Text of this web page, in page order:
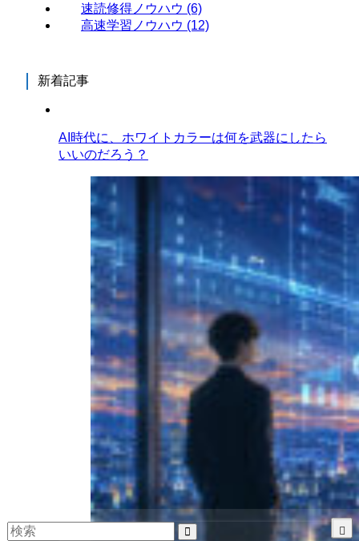
速読修得ノウハウ (6)
高速学習ノウハウ (12)
新着記事
AI時代に、ホワイトカラーは何を武器にしたら
いいのだろう？